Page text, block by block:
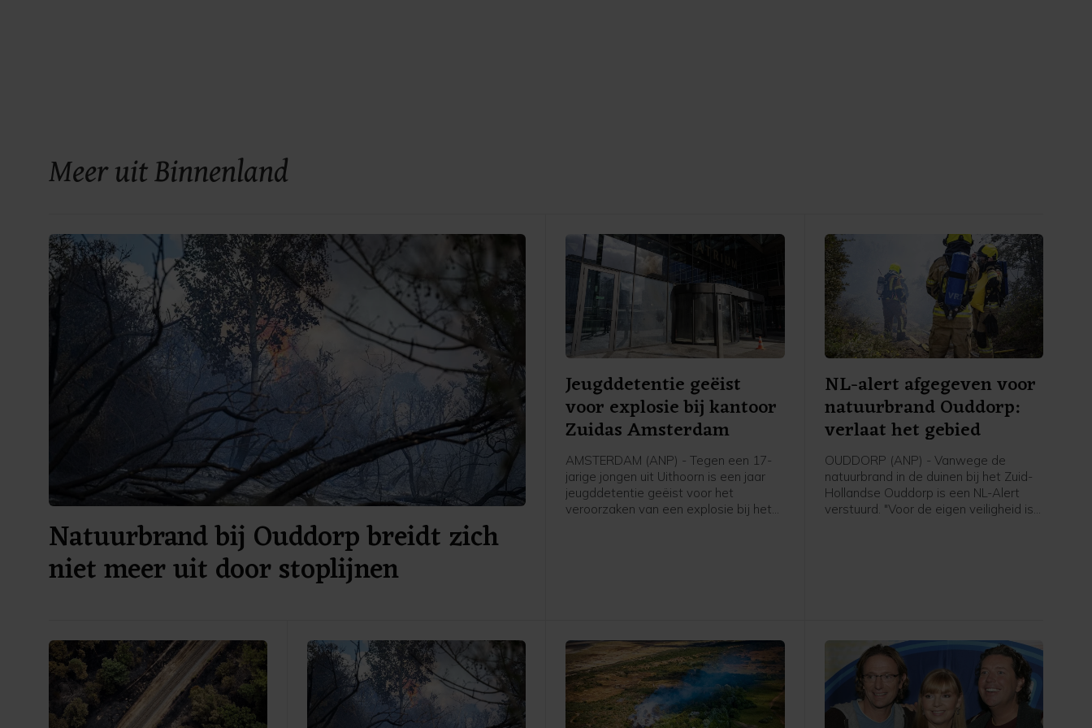
Meer uit Binnenland
Natuurbrand bij Ouddorp breidt zich
niet meer uit door stoplijnen
Jeugddetentie geëist
voor explosie bij kantoor
Zuidas Amsterdam
AMSTERDAM (ANP) - Tegen een 17-
jarige jongen uit Uithoorn is een jaar
jeugddetentie geëist voor het
veroorzaken van een explosie bij het
NL-alert afgegeven voor
natuurbrand Ouddorp:
verlaat het gebied
OUDDORP (ANP) - Vanwege de
natuurbrand in de duinen bij het Zuid-
Hollandse Ouddorp is een NL-Alert
verstuurd. "Voor de eigen veiligheid is